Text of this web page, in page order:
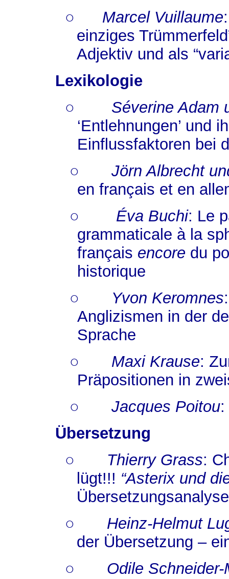
○
Marcel Vuillaume
einziges
Adjektiv und als
Lexikologie
○
Séverine Adam
‘Entlehnungen’ und
Einflussfaktoren bei
○
Jörn Albrecht
en français et en
○
Éva Buchi: Le
grammaticale à la
français encore du
historique
○
Yvon Keromnes
Anglizismen in der
Sprache
○
Maxi Krause:
Präpositionen in
○
Jacques Poitou:
Übersetzung
○
Thierry Grass:
lügt!!! “Asterix und
○
Heinz-Helmut
der Übersetzung –
○
Odile